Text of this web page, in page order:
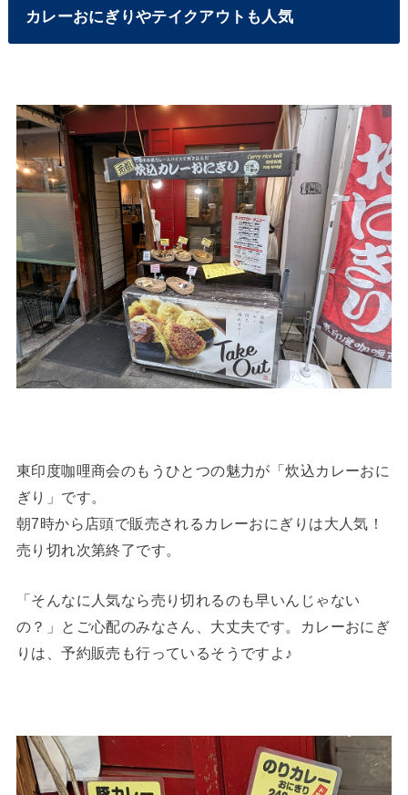
カレーおにぎりやテイクアウトも人気
東印度咖哩商会のもうひとつの魅力が「炊込カレーおに
ぎり」です。
朝7時から店頭で販売されるカレーおにぎりは大人気！
売り切れ次第終了です。
「そんなに人気なら売り切れるのも早いんじゃない
の？」とご心配のみなさん、大丈夫です。カレーおにぎ
りは、予約販売も行っているそうですよ♪